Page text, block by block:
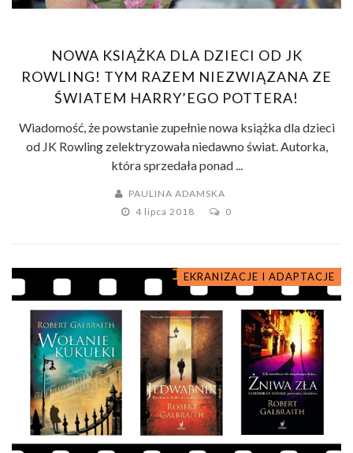
NOWA KSIĄŻKA DLA DZIECI OD JK
ROWLING! TYM RAZEM NIEZWIĄZANA ZE
ŚWIATEM HARRY’EGO POTTERA!
Wiadomość, że powstanie zupełnie nowa książka dla dzieci
od JK Rowling zelektryzowała niedawno świat. Autorka,
która sprzedała ponad ...
PAULINA ADAMSKA
4 lipca 2018
0
EKRANIZACJE I ADAPTACJE